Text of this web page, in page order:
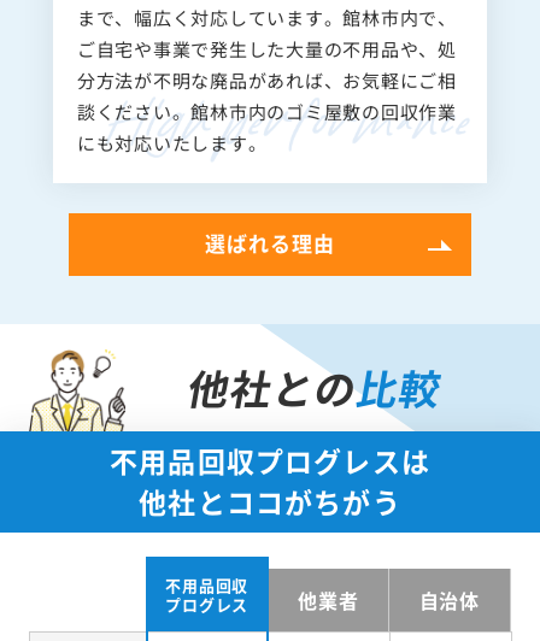
まで、幅広く対応しています。館林市内で、
ご自宅や事業で発生した大量の不用品や、処
分方法が不明な廃品があれば、お気軽にご相
談ください。館林市内のゴミ屋敷の回収作業
にも対応いたします。
選ばれる理由
他社との比較
不用品回収プログレスは
他社とココがちがう
不用品回収
プログレス
他業者 自治体